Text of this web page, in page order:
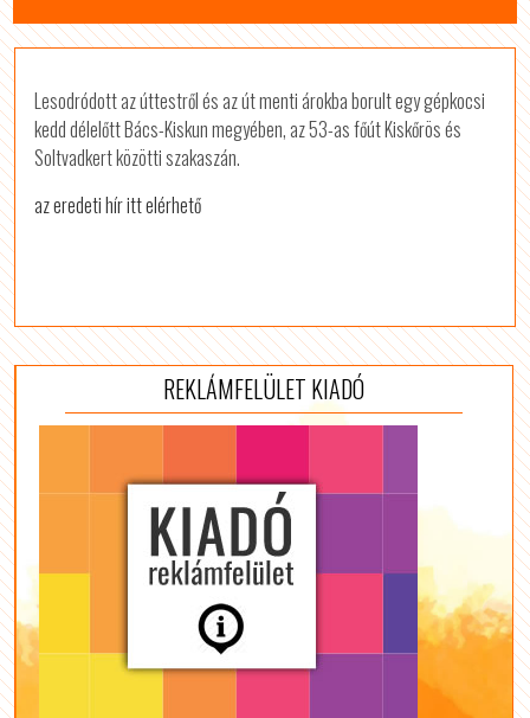
Lesodródott az úttestről és az út menti árokba borult egy gépkocsi
kedd délelőtt Bács-Kiskun megyében, az 53-as főút Kiskőrös és
Soltvadkert közötti szakaszán.
az eredeti hír itt elérhető
REKLÁMFELÜLET KIADÓ